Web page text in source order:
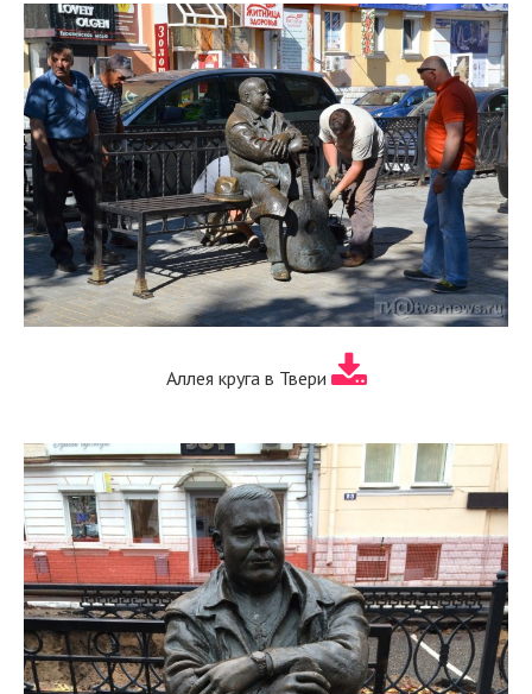
Аллея круга в Твери